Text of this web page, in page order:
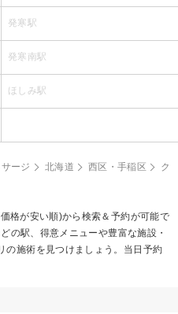
発寒駅
発寒南駅
ほしみ駅
ージ 北海道 西区・手稲区
ク
格が安い順)から検索＆予約が可能で
の駅、得意メニューや豊富な施設・
の施術を見つけましょう。当日予約